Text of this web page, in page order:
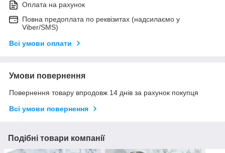
Оплата на рахунок
Повна предоплата по реквізитах (надсилаємо у
Viber/SMS)
Всі умови оплати
Умови повернення
Повернення товару впродовж 14 днів за рахунок покупця
Всі умови повернення
Подібні товари компанії